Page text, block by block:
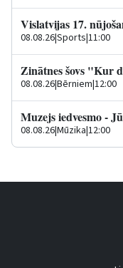
Vislatvijas 17.
08.08.26|Sports|11:00
Zinātnes šovs "Kur
08.08.26|Bērniem|12:00
Muzejs iedvesmo -
08.08.26|Mūzika|12:00